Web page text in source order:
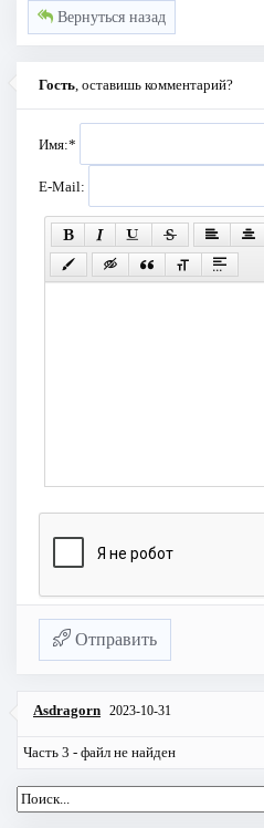
Вернуться назад
Гость , оставишь комментарий?
Имя:*
E-Mail:
Отправить
Asdragorn 2023-10-31
Часть 3 - файл не найден